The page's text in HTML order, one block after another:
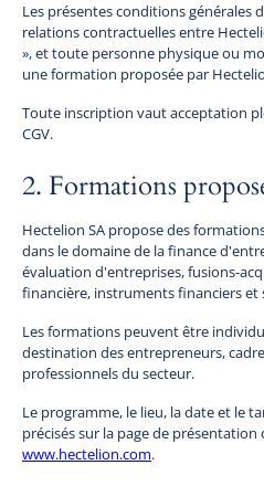
Les présentes conditions générales
relations contractuelles entre
», et toute personne physique ou
une formation proposée par
Toute inscription vaut acceptation
CGV.
2. Formations
Hectelion SA propose des
dans le domaine de la finance
évaluation d'entreprises, fusions-
financière, instruments financiers et
Les formations peuvent être
destination des entrepreneurs,
professionnels du secteur.
Le programme, le lieu, la date et le
précisés sur la page de
www.hectelion.com.